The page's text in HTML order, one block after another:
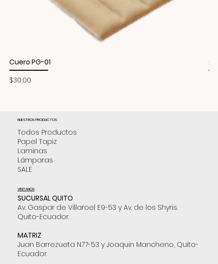
Cuero PG-01
Precio
$30,00
NUESTROS PRODUCTOS
Todos Productos
Papel Tapiz
Laminas
Lámparas
SALE
VISITANOS
SUCURSAL QUITO
Av. Gaspar de Villaroel E9-53 y Av. de los Shyris.
Quito-Ecuador.
MATRIZ
Juan Barrezueta N77-53 y Joaquin Mancheno, Quito-
Ecuador.